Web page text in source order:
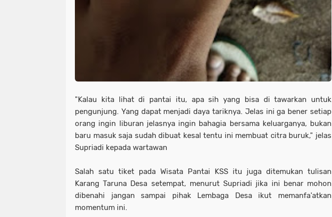
"Kalau kita lihat di pantai itu, apa sih yang bisa di tawarkan untuk
pengunjung. Yang dapat menjadi daya tariknya. Jelas ini ga bener setiap
orang ingin liburan jelasnya ingin bahagia bersama keluarganya, bukan
baru masuk saja sudah dibuat kesal tentu ini membuat citra buruk," jelas
Supriadi kepada wartawan
Salah satu tiket pada Wisata Pantai KSS itu juga ditemukan tulisan
Karang Taruna Desa setempat, menurut Supriadi jika ini benar mohon
dibenahi jangan sampai pihak Lembaga Desa ikut memanfa'atkan
momentum ini.